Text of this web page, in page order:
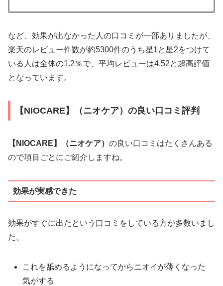
など、効果が出なかった人の口コミが一部ありましたが、
楽天のレビュー件数が約5300件のうち星1と星2をつけて
いる人は全体の1.2％で、平均レビューは4.52と超高評価
となっています。
【NIOCARE】（ニオケア）の良い口コミ評判
【NIOCARE】（ニオケア） の良い口コミはたくさんある
ので項目ごとにご紹介しますね。
効果が実感できた
効果がすぐに出たという口コミをしている方が多数いまし
た。
これを舐めるようになってからニオイが薄くなった
気がする